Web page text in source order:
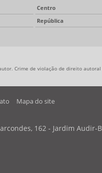
Centro
República
Crime de violação de direito autoral
Mapa do site
162 - Jardim Audir-